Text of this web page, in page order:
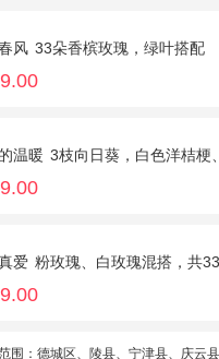
风 33朵香槟玫瑰，绿叶搭配
温暖 3枝向日葵，白色洋桔梗
爱 粉玫瑰、白玫瑰混搭，共33朵，
：德城区、陵县、宁津县、庆云县